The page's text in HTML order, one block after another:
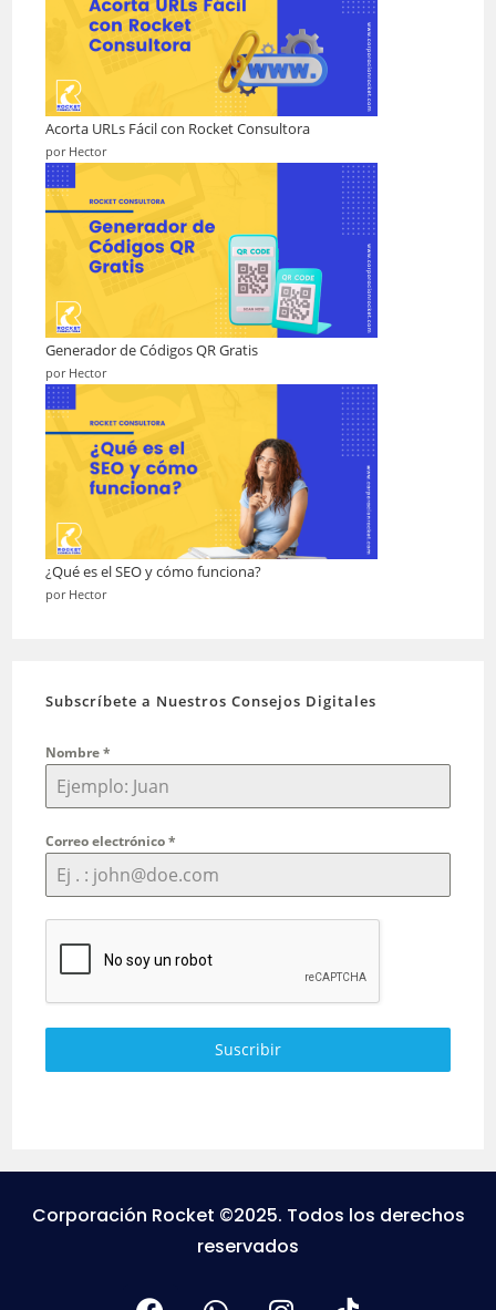
Acorta URLs Fácil con Rocket Consultora
por Hector
Generador de Códigos QR Gratis
por Hector
¿Qué es el SEO y cómo funciona?
por Hector
Subscríbete a Nuestros Consejos Digitales
Nombre*
Correo electrónico*
Suscribir
Corporación Rocket ©2025. Todos los derechos
reservados